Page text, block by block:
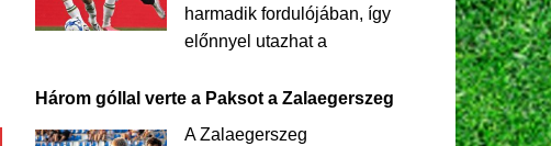
harmadik fordulójában, így
előnnyel utazhat a
Három góllal verte a Paksot a Zalaegerszeg
A Zalaegerszeg